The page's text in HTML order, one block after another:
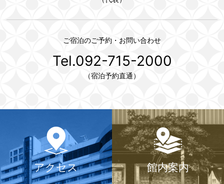
ご宿泊のご予約・お問い合わせ
Tel.092-715-2000
（宿泊予約直通）
アクセス 館内案内